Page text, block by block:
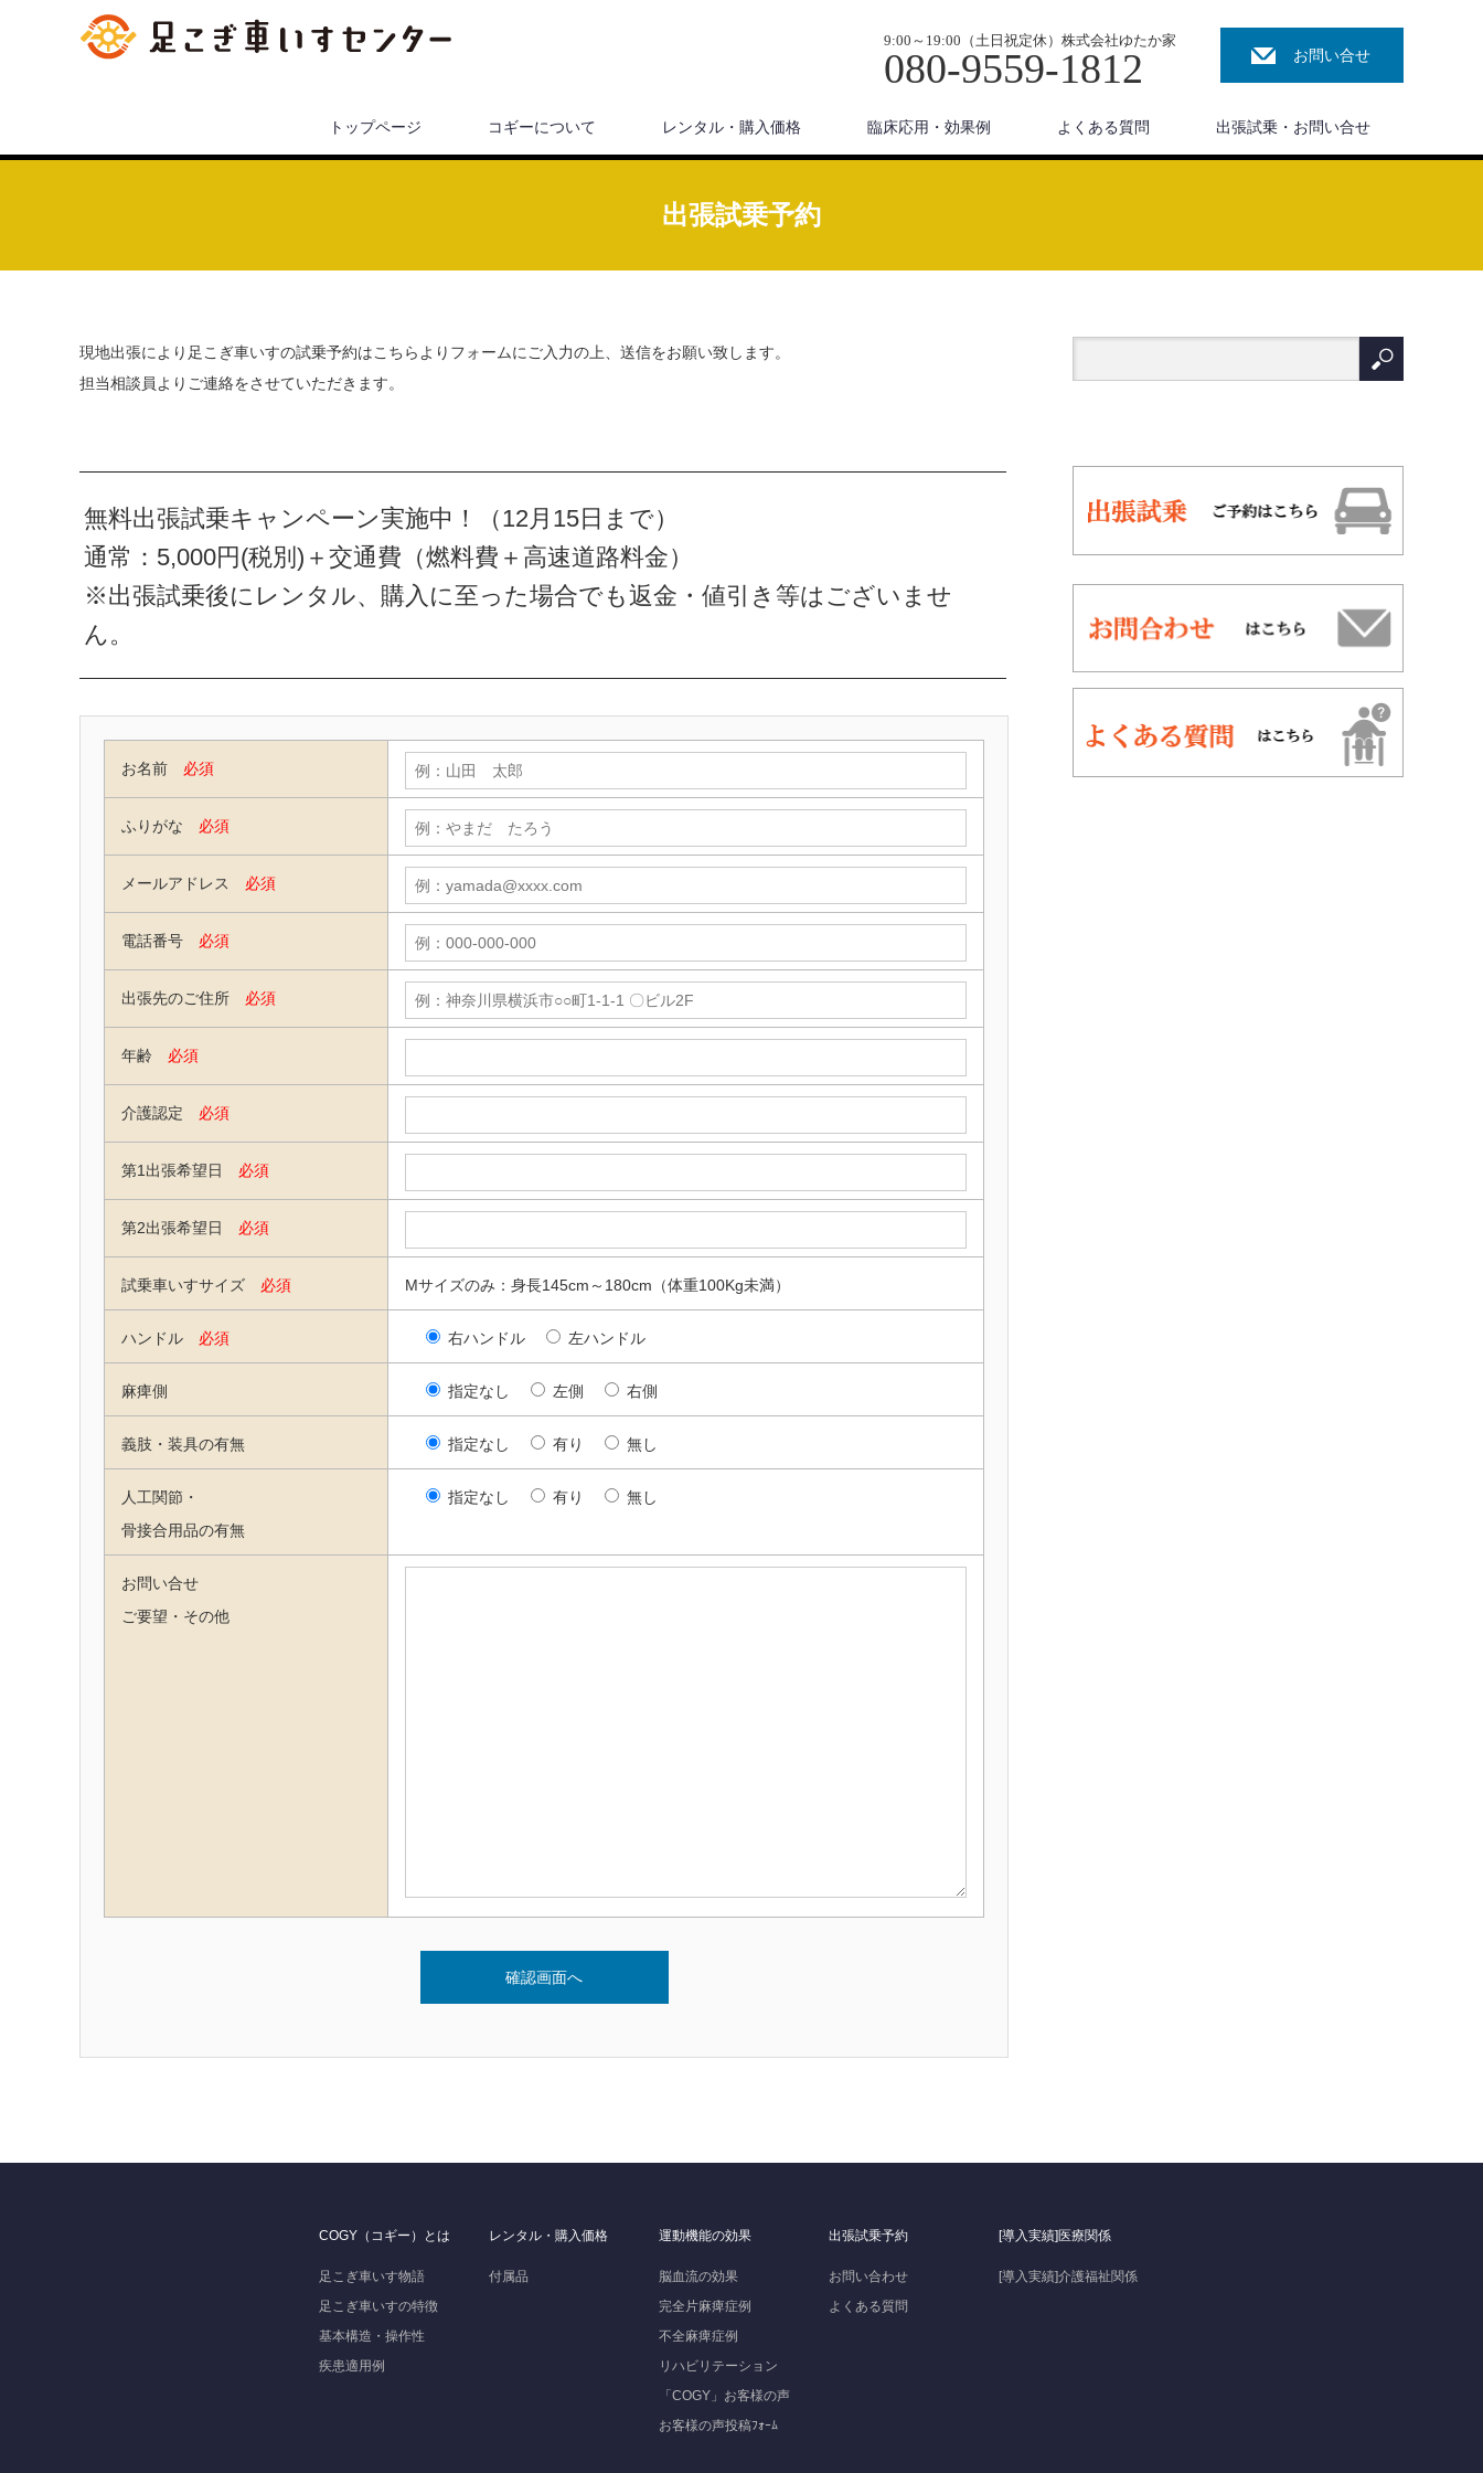
9:00～19:00（土日祝定休）株式会社ゆたか家
080-9559-1812 お問い合せ
トップページ コギーについて レンタル・購入価格 臨床応用・効果例 よくある質問 出張試乗・お問い合せ
出張試乗予約
現地出張により足こぎ車いすの試乗予約はこちらよりフォームにご入力の上、送信をお願い致します。
担当相談員よりご連絡をさせていただきます。
無料出張試乗キャンペーン実施中！（12月15日まで）
通常：5,000円(税別)＋交通費（燃料費＋高速道路料金）
※出張試乗後にレンタル、購入に至った場合でも返金・値引き等はございませ
ん。
お名前 必須
ふりがな 必須
メールアドレス 必須
電話番号 必須
出張先のご住所 必須
年齢 必須
介護認定 必須
第1出張希望日 必須
第2出張希望日 必須
試乗車いすサイズ 必須 Mサイズのみ：身長145cm～180cm（体重100Kg未満）
ハンドル 必須 右ハンドル 左ハンドル
麻痺側 指定なし 左側 右側
義肢・装具の有無 指定なし 有り 無し
人工関節・
骨接合用品の有無
指定なし 有り 無し
お問い合せ
ご要望・その他
COGY（コギー）とは
足こぎ車いす物語
足こぎ車いすの特徴
基本構造・操作性
疾患適用例
レンタル・購入価格
付属品
運動機能の効果
脳血流の効果
完全片麻痺症例
不全麻痺症例
リハビリテーション
「COGY」お客様の声
お客様の声投稿ﾌｫｰﾑ
出張試乗予約
お問い合わせ
よくある質問
[導入実績]医療関係
[導入実績]介護福祉関係